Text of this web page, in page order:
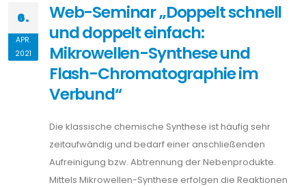
6.
APR.
2021
Web-Seminar „Doppelt schnell
und doppelt einfach:
Mikrowellen-Synthese und
Flash-Chromatographie im
Verbund“
Die klassische chemische Synthese ist häufig sehr
zeitaufwändig und bedarf einer anschließenden
Aufreinigung bzw. Abtrennung der Nebenprodukte.
Mittels Mikrowellen-Synthese erfolgen die Reaktionen